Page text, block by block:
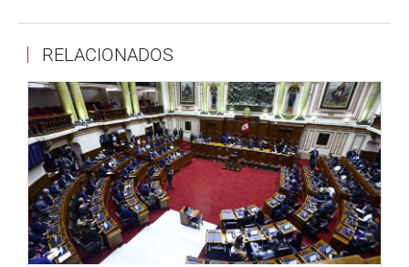
RELACIONADOS